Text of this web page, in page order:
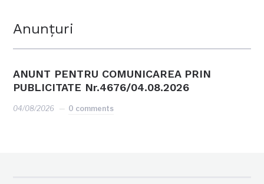
Anunțuri
ANUNT PENTRU COMUNICAREA PRIN
PUBLICITATE Nr.4676/04.08.2026
04/08/2026 0 comments